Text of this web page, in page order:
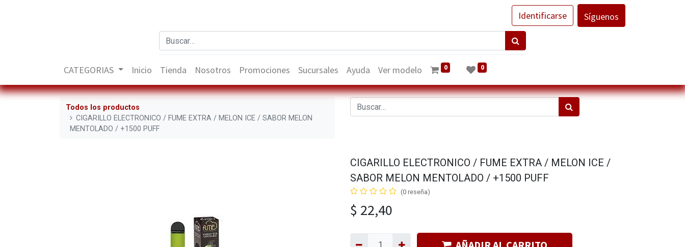
Identificarse Síguenos
CATEGORIAS Inicio Tienda Nosotros Promociones Sucursales Ayuda Ver modelo 0 0
Todos los productos
CIGARILLO ELECTRONICO / FUME EXTRA / MELON ICE / SABOR MELON
MENTOLADO / +1500 PUFF
CIGARILLO ELECTRONICO / FUME EXTRA / MELON ICE /
SABOR MELON MENTOLADO / +1500 PUFF
(0 reseña)
$ 22,40